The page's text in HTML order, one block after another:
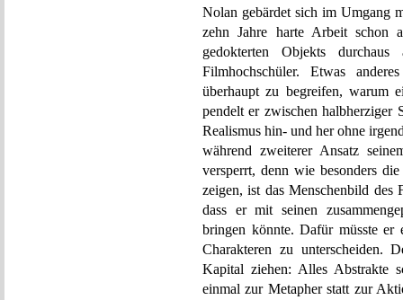
Nolan gebärdet sich im Umgang
zehn Jahre harte Arbeit schon
gedokterten Objekts
Filmhochschüler. Etwas
überhaupt zu begreifen, warum
pendelt er zwischen halbherziger
Realismus hin- und her ohne
während zweiterer Ansatz
versperrt, denn wie besonders
zeigen, ist das Menschenbild des
dass er mit seinen
bringen könnte. Dafür müsste er
Charakteren zu unterscheiden.
Kapital ziehen: Alles Abstrakte
einmal zur Metapher statt zur